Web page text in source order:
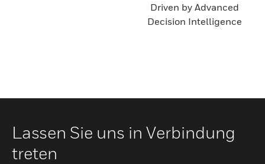
Driven by Advanced
Decision Intelligence
Lassen Sie uns in Verbindung
treten